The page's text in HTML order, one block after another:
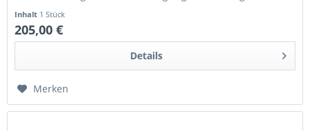
Inhalt 1 Stück
205,00 €
Details
Merken